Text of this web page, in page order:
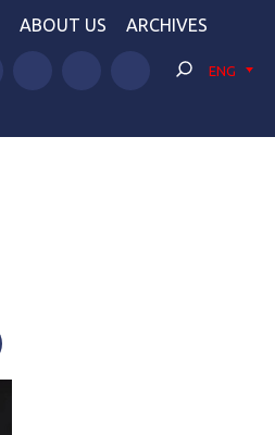
ABOUT US ARCHIVES
ENG